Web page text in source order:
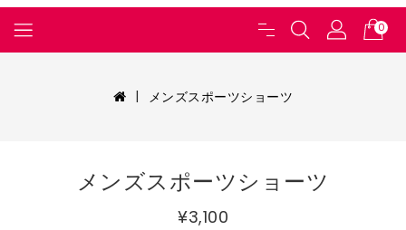
0
メンズスポーツショーツ
メンズスポーツショーツ
¥3,100